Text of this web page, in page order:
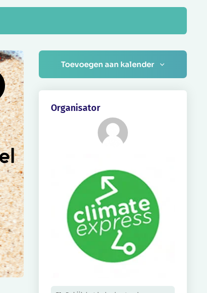
Toevoegen aan kalender
Organisator